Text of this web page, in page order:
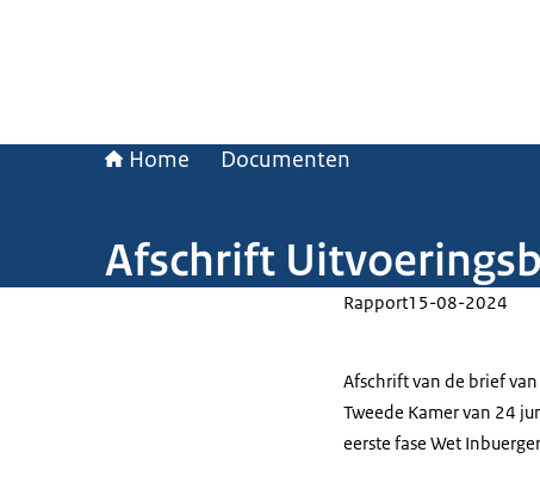
Home Documenten
Afschrift
Rapport15-08-2024
Afschrift van de brief
Tweede Kamer van 24
eerste fase Wet